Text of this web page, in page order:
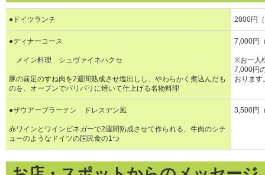
●ドイツランチ 2800円
●ディナーコース
メイン料理 シュヴァイネハクセ
豚の前足のすね肉を2週間熟成させ塩出しし、やわらかく煮込んだも
のを、オーブンでパリパリに焼いて仕上げる名物料理
7,000円
※お一人
7,000円
おります
●ザウアーブラーテン ドレスデン風
赤ワインとワインビネガーで2週間熟成させて作られる、牛肉のシチ
ューのようなドイツの国民食の1つ
3,500円